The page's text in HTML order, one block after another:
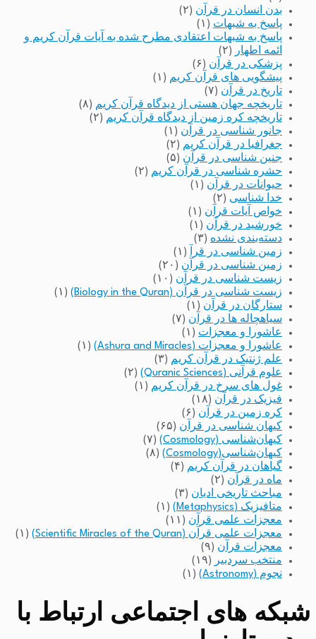
بدن انسان در قرآن (۲)
پاسخ به شبهات (۱)
پاسخ به شبهات اعتقادی مطرح شده به آیات قرآن کریم و
ائمه اطهار
(۲)
پزشکی در قرآن (۶)
پیشگویی های قرآن کریم (۱)
تاریخ در قرآن (۷)
تاریخچه جهان هستی از دیدگاه قرآن کریم (۸)
تاریخچه کره زمین از دیدگاه قرآن کریم (۲)
جانور شناسی در قرآن (۱)
جغرافیا در قرآن کریم (۲)
جنین شناسی در قرآن (۵)
حشره شناسی در قرآن کریم (۲)
حیوانات در قرآن (۱)
خدا شناسی (۲)
خواص آیات قرآن (۱)
خورشید در قرآن (۱)
دسته‌بندی نشده (۳)
زمین شناسی در قرآ
(۱)
زمین شناسی در قرآن (۲۰)
زیست شناسی در قرآن (۱۰)
زیست شناسی در قرآن (Biology in the Quran)
(۱)
ستارگان در قرآن (۱)
سیاهچاله ها در قرآن (۷)
عاشورا و معجزات (۱)
عاشورا و معجزات (Ashura and Miracles)
(۱)
علم ژنتیک در قرآن کریم (۳)
علوم قرآنی (Quranic Sciences)
(۲)
غول های سرخ در قرآن کریم (۱)
فیزیک در قرآن (۱۸)
کره زمین در قرآن (۶)
کیهان شناسی در قرآن (۶۵)
کیهان‌شناسی (Cosmology)
(۷)
کیهان‌شناسی(Cosmology)
(۸)
گیاهان در قرآن کریم (۴)
ماه در قرآن (۲)
مباحث تاریخی ادیان (۳)
متافیزیک (Metaphysics)
(۱)
معجزات علمی قرآن (۱۱)
معجزات علمی قرآن (Scientific Miracles of the Quran)
(۱)
معجزات قرآن (۹)
منتخب سردبیر
(۱۹)
نجوم (Astronomy)
(۱)
شبکه های اجتماعی ارتباط با